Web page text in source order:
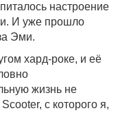
настроение
И уже прошло
Эми.
хард-роке, и её
жизнь не
с которого я,